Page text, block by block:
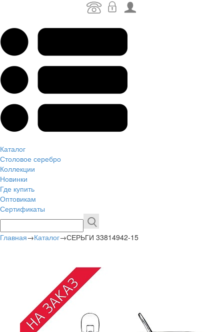
Каталог
Столовое серебро
Коллекции
Новинки
Где купить
Оптовикам
Сертификаты
Главная→Каталог→СЕРЬГИ 33814942-15